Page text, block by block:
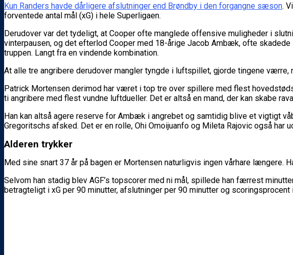
Kun Randers havde dårligere afslutninger end Brøndby i den forgangne sæson.
forventede antal mål (xG) i hele Superligaen.
Derudover var det tydeligt, at Cooper ofte manglede offensive muligheder i
vinterpausen, og det efterlod Cooper med 18-årige Jacob Ambæk, ofte
truppen. Langt fra en vindende kombination.
At alle tre angribere derudover mangler tyngde i luftspillet, gjorde tingene
Patrick Mortensen derimod har været i top tre over spillere med flest
ti angribere med flest vundne luftdueller. Det er altså en mand, der kan skabe
Han kan altså agere reserve for Ambæk i angrebet og samtidig blive et vigtigt
Gregoritschs afsked. Det er en rolle, Ohi Omoijuanfo og Mileta Rajovic også har
Alderen trykker
Med sine snart 37 år på bagen er Mortensen naturligvis ingen vårhare
Selvom han stadig blev AGF’s topscorer med ni mål, spillede han færrest
betragteligt i xG per 90 minutter, afslutninger per 90 minutter og